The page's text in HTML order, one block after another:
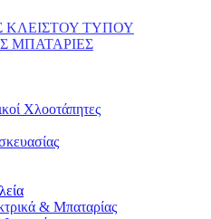
ΚΛΕΙΣΤΟΥ ΤΥΠΟΥ
ΜΠΑΤΑΡΙΕΣ
Χλοοτάπητες
& Μπαταρίας